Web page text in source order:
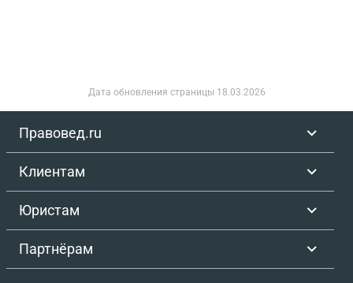
Дата обновления страницы 18.03.2026
Правовед.ru
Клиентам
Юристам
Партнёрам